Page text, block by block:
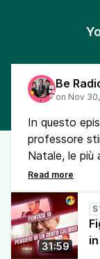
Be
In questo
professore
Natale, le più
soprattutto
Alcibiade
meccanico
E non
31:59